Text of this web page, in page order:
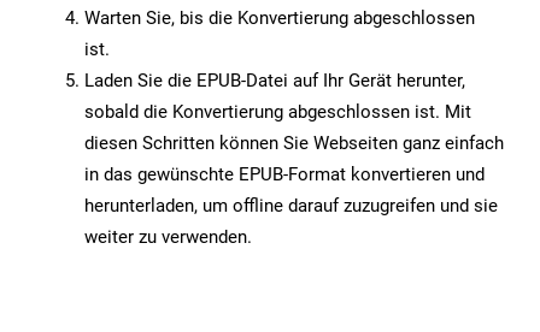
Warten Sie, bis die Konvertierung abgeschlossen
ist.
Laden Sie die EPUB-Datei auf Ihr Gerät herunter,
sobald die Konvertierung abgeschlossen ist. Mit
diesen Schritten können Sie Webseiten ganz einfach
in das gewünschte EPUB-Format konvertieren und
herunterladen, um offline darauf zuzugreifen und sie
weiter zu verwenden.